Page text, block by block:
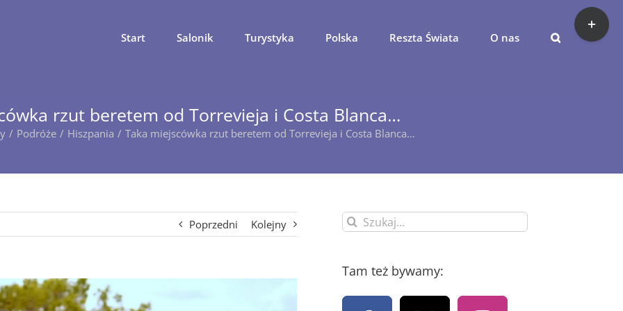
Start Salonik Turystyka Polska Reszta Świata O nas
rzut beretem od Torrevieja i Costa Blanca…
Podróże Hiszpania Taka miejscówka rzut beretem od Torrevieja i Costa Blanca…
Poprzedni Kolejny Szukaj
Tam też bywamy:
Toggle
Sliding
Bar